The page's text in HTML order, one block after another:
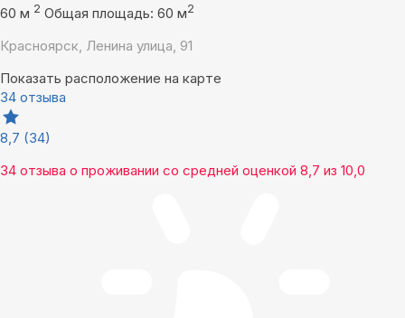
60 м 2 Общая площадь: 60 м2
Красноярск, Ленина улица, 91
Показать расположение на карте
34 отзыва
8,7 (34)
34 отзыва о проживании со средней оценкой 8,7 из 10,0